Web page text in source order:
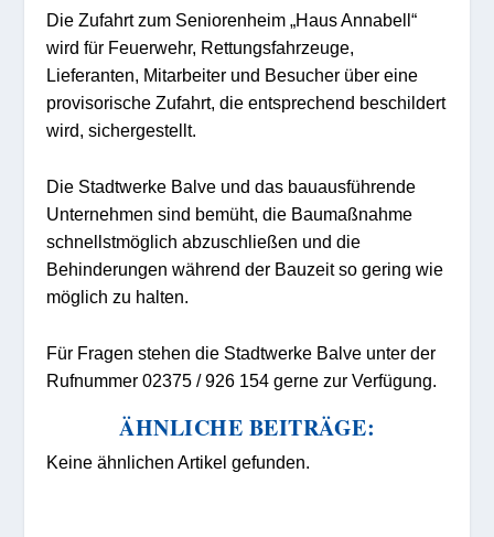
Die Zufahrt zum Seniorenheim „Haus Annabell“
wird für Feuerwehr, Rettungsfahrzeuge,
Lieferanten, Mitarbeiter und Besucher über eine
provisorische Zufahrt, die entsprechend beschildert
wird, sichergestellt.
Die Stadtwerke Balve und das bauausführende
Unternehmen sind bemüht, die Baumaßnahme
schnellstmöglich abzuschließen und die
Behinderungen während der Bauzeit so gering wie
möglich zu halten.
Für Fragen stehen die Stadtwerke Balve unter der
Rufnummer 02375 / 926 154 gerne zur Verfügung.
ÄHNLICHE BEITRÄGE:
Keine ähnlichen Artikel gefunden.